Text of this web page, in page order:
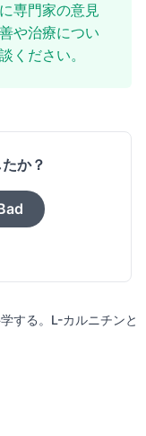
専門家の意見
や治療につい
ください。
か？
する。L-カルニチンと